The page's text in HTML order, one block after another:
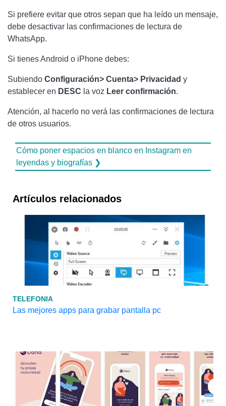
Si prefiere evitar que otros sepan que ha leído un mensaje,
debe desactivar las confirmaciones de lectura de
WhatsApp.
Si tienes Android o iPhone debes:
Subiendo Configuración> Cuenta> Privacidad y
establecer en DESC la voz Leer confirmación.
Atención, al hacerlo no verá las confirmaciones de lectura
de otros usuarios.
Cómo poner espacios en blanco en Instagram en
leyendas y biografías ❯
Artículos relacionados
TELEFONIA
Las mejores apps para grabar pantalla pc